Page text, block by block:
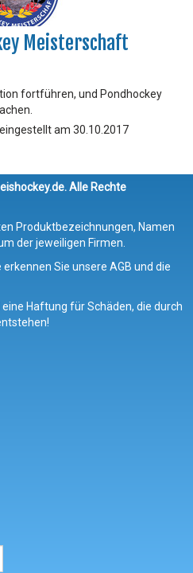
Meisterschaft
fortführen, und Pondhockey
am 30.10.2017
Alle Rechte
Produktbezeichnungen, Namen
der jeweiligen Firmen.
Sie unsere AGB und die
Haftung für Schäden, die durch